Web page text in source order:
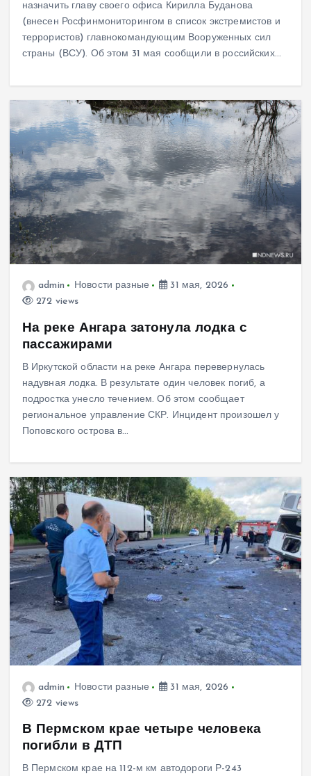
назначить главу своего офиса Кирилла Буданова
(внесен Росфинмониторингом в список экстремистов и
террористов) главнокомандующим Вооруженных сил
страны (ВСУ). Об этом 31 мая сообщили в российских…
admin Новости разные
31 мая, 2026
272 views
На реке Ангара затонула лодка с
пассажирами
В Иркутской области на реке Ангара перевернулась
надувная лодка. В результате один человек погиб, а
подростка унесло течением. Об этом сообщает
региональное управление СКР. Инцидент произошел у
Поповского острова в…
admin Новости разные
31 мая, 2026
272 views
В Пермском крае четыре человека
погибли в ДТП
В Пермском крае на 112-м км автодороги Р-243